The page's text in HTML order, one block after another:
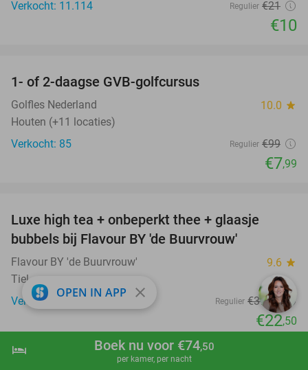
shopping_cart Boek nu
hotel Boek nu voor €74,50
per kamer, per nacht
Verkocht: 11.114
Regulier €21
€10
1- of 2-daagse GVB-golfcursus
Golfles Nederland 10.0 star
Houten (+11 locaties)
Verkocht: 85
Regulier €99
€7,99
Luxe high tea + onbeperkt thee + glaasje
bubbels bij Flavour BY 'de Buurvrouw'
Flavour BY 'de Buurvrouw' 9.6 star
Tiel
Verkocht: 202
Regulier €37,50
€22,50
OPEN IN APP close